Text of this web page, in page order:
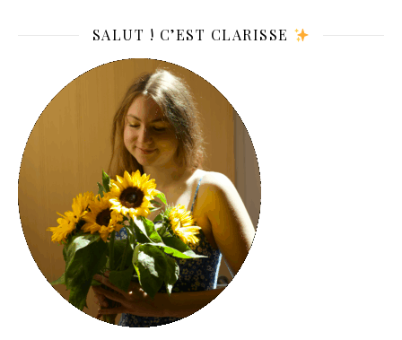
SALUT ! C’EST CLARISSE